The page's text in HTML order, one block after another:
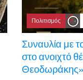
Πολιτισμός
Συναυλία με
στο ανοιχτό
Θεοδωράκης»